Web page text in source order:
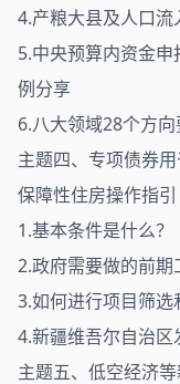
4.产粮大县及人口
5.中央预算内资金
例分享
6.八大领域28个方
主题四、专项债券
保障性住房操作指引
1.基本条件是什么？
2.政府需要做的前期
3.如何进行项目筛选
4.新疆维吾尔自治区
主题五、低空经济